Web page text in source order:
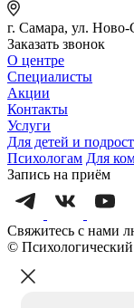
г. Самара, ул. Ново-
Заказать звонок
О центре
Специалисты
Акции
Контакты
Услуги
Для детей и
Психологам Для
Запись на приём
Свяжитесь с нами
©